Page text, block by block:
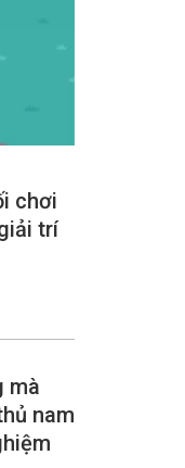
chơi
trí
mà
nam